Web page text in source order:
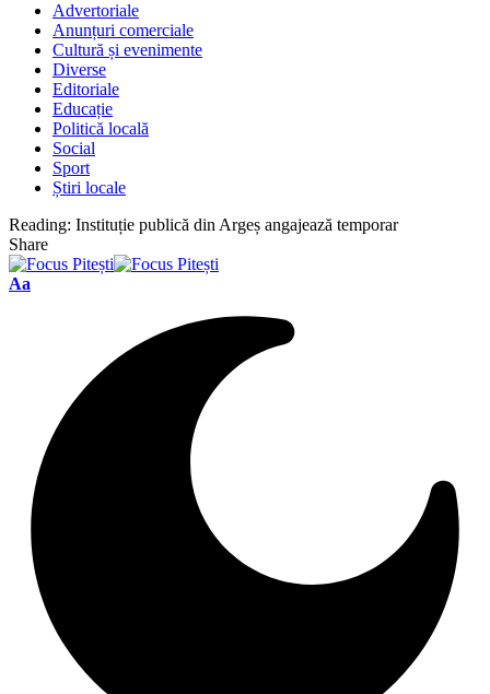
Advertoriale
Anunțuri comerciale
Cultură și evenimente
Diverse
Editoriale
Educație
Politică locală
Social
Sport
Știri locale
Reading: Instituție publică din Argeș angajează temporar
Share
Font
Aa